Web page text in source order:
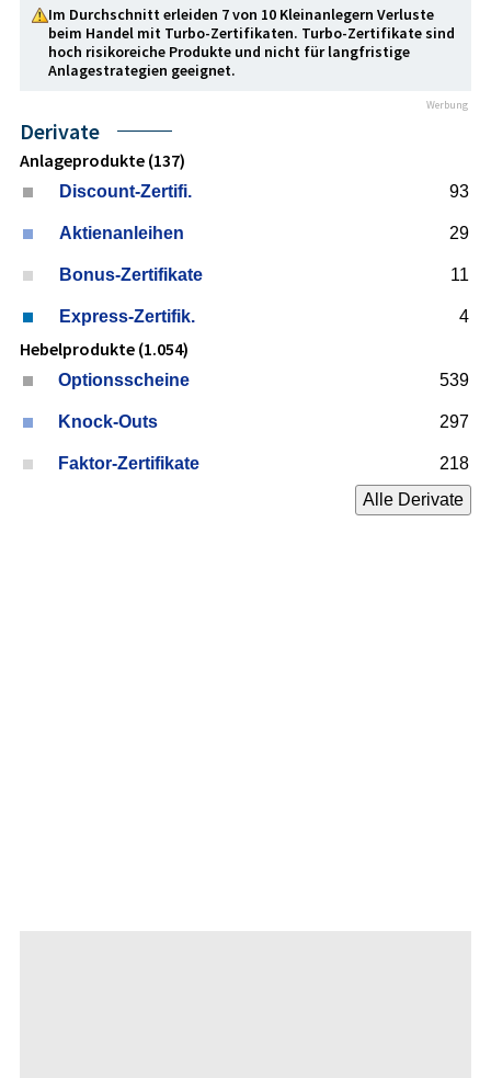
Im Durchschnitt erleiden 7 von 10 Kleinanlegern Verluste
beim Handel mit Turbo-Zertifikaten. Turbo-Zertifikate sind
hoch risikoreiche Produkte und nicht für langfristige
Anlage­strategien geeignet.
Werbung
Derivate
Anlageprodukte (137)
Discount-Zertifi. 93
Aktienanleihen 29
Bonus-Zertifikate 11
Express-Zertifik. 4
Hebelprodukte (1.054)
Optionsscheine 539
Knock-Outs 297
Faktor-Zertifikate 218